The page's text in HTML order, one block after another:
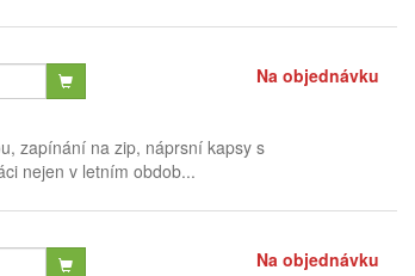
Na objednávku
zapínání na zip, náprsní kapsy s
nejen v letním obdob...
Na objednávku